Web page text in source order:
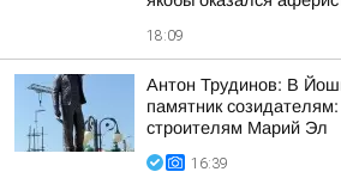
18:09
Антон Трудинов: В
памятник
строителям Марий Эл
16:39